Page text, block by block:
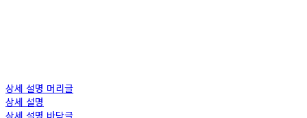
상세 설명 머리글
상세 설명
상세 설명 바닥글